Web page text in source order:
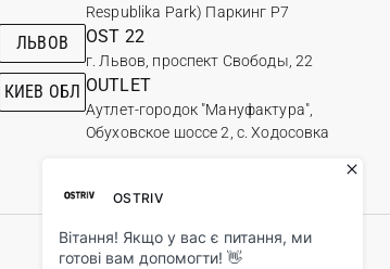
Respublika Park) Паркинг Р7
ЛЬВОВ OST 22
г. Львов, проспект Свободы, 22
КИЕВ ОБЛ OUTLET
Аутлет-городок "Мануфактура",
Обуховское шоссе 2, с. Ходосовка